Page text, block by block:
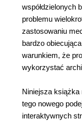
współdzielonych
problemu
zastosowaniu
bardzo
warunkiem, że
wykorzystać
Niniejsza książka
tego nowego
interaktywnych